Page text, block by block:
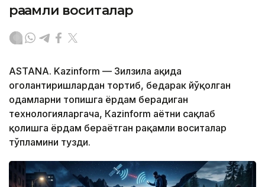
рақамли воситалар
ASTANA. Kazinform — Зилзила ҳақида
огоҳлантиришлардан тортиб, бедарак йўқолган
одамларни топишга ёрдам берадиган
технологияларгача, Кazinform ҳаётни сақлаб
қолишга ёрдам бераётган рақамли воситалар
тўпламини тузди.